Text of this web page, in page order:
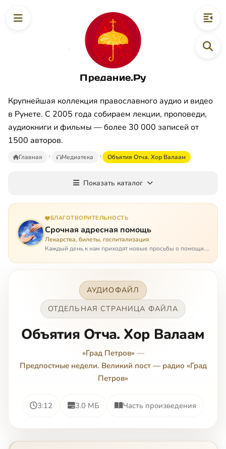
Предание.Ру
Крупнейшая коллекция православного аудио и видео
в Рунете. С 2005 года собираем лекции, проповеди,
аудиокниги и фильмы — более 30 000 записей от
1500 авторов.
Главная Медиатека Объятия Отча. Хор Валаам
Показать каталог
БЛАГОТВОРИТЕЛЬНОСТЬ
Срочная адресная помощь
Лекарства, билеты, госпитализация
Каждый день к нам приходят новые просьбы о помощи.
она нужна была вчера: в приеме лекарств образовался
АУДИОФАЙЛ
ОТДЕЛЬНАЯ СТРАНИЦА ФАЙЛА
Объятия Отча. Хор Валаам
«Град Петров» —
Предпостные недели. Великий пост — радио «Град
Петров»
3:12 3.0 МБ Часть произведения